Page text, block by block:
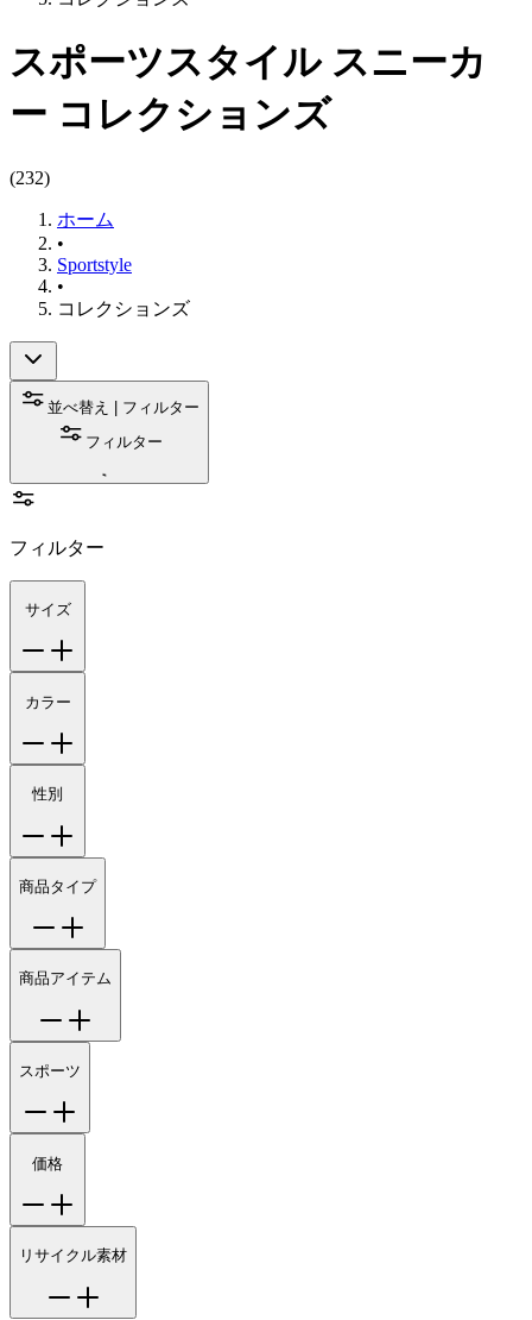
スポーツスタイル スニーカ
ー コレクションズ
(232)
ホーム
•
Sportstyle
•
コレクションズ
並べ替え | フィルター
フィルター
フィルター
サイズ
カラー
性別
商品タイプ
商品アイテム
スポーツ
価格
リサイクル素材